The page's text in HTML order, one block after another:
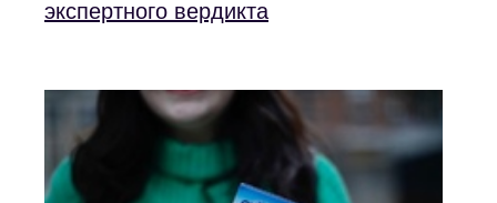
экспертного вердикта